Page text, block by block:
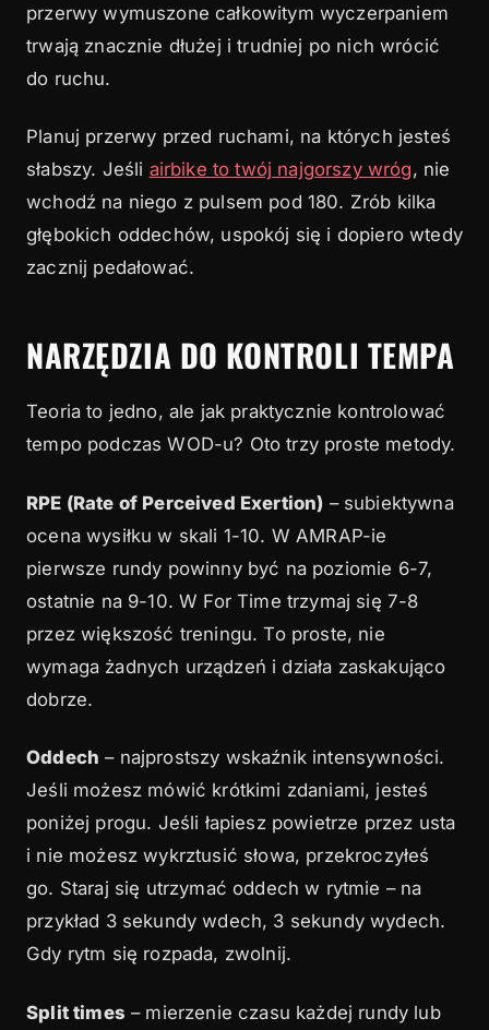
przerwy wymuszone całkowitym wyczerpaniem
trwają znacznie dłużej i trudniej po nich wrócić
do ruchu.
Planuj przerwy przed ruchami, na których jesteś
słabszy. Jeśli airbike to twój najgorszy wróg, nie
wchodź na niego z pulsem pod 180. Zrób kilka
głębokich oddechów, uspokój się i dopiero wtedy
zacznij pedałować.
NARZĘDZIA DO KONTROLI TEMPA
Teoria to jedno, ale jak praktycznie kontrolować
tempo podczas WOD-u? Oto trzy proste metody.
RPE (Rate of Perceived Exertion) – subiektywna
ocena wysiłku w skali 1-10. W AMRAP-ie
pierwsze rundy powinny być na poziomie 6-7,
ostatnie na 9-10. W For Time trzymaj się 7-8
przez większość treningu. To proste, nie
wymaga żadnych urządzeń i działa zaskakująco
dobrze.
Oddech – najprostszy wskaźnik intensywności.
Jeśli możesz mówić krótkimi zdaniami, jesteś
poniżej progu. Jeśli łapiesz powietrze przez usta
i nie możesz wykrztusić słowa, przekroczyłeś
go. Staraj się utrzymać oddech w rytmie – na
przykład 3 sekundy wdech, 3 sekundy wydech.
Gdy rytm się rozpada, zwolnij.
Split times – mierzenie czasu każdej rundy lub